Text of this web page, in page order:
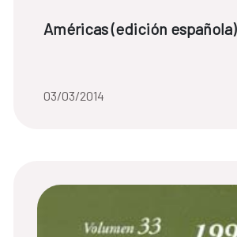
News title:
Américas (edición española)
Date of the news::
03/03/2014